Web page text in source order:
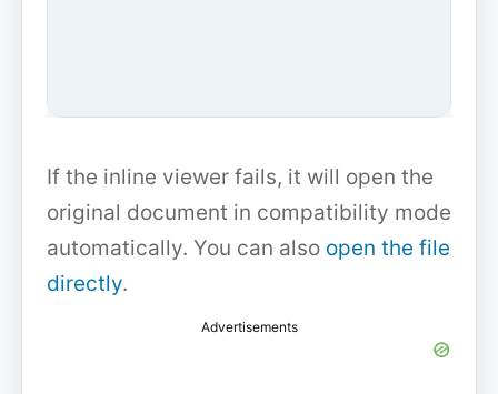
If the inline viewer fails, it will open the
original document in compatibility mode
automatically. You can also open the file
directly.
Advertisements